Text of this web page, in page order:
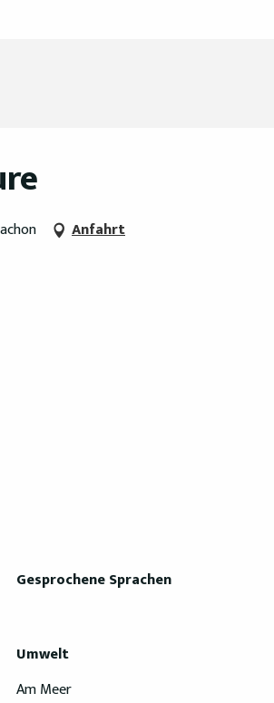
Anfahrt
Gesprochene Sprachen
Gesprochene Sprachen
Umwelt
Umwelt
Am Meer